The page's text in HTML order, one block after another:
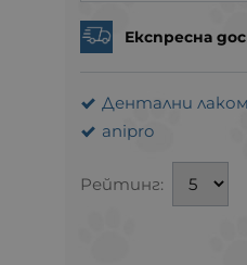
Експресна
Дентални
anipro
Рейтинг: